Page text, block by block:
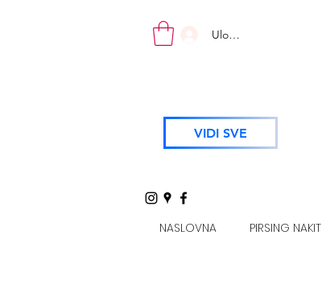
Uloguj se
VIDI SVE
NASLOVNA PIRSING NAKIT